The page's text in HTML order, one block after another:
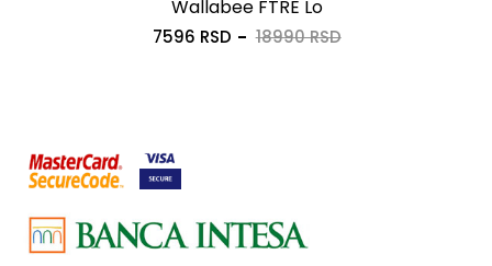
Wallabee FTRE Lo
7596 RSD 18990 RSD